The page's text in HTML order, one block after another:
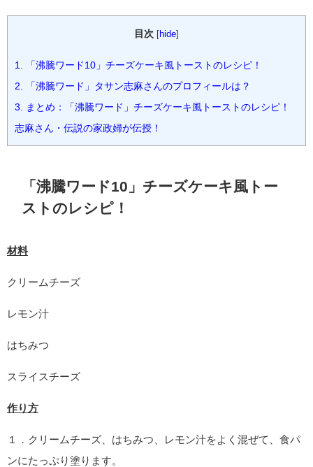
目次 [hide]
1. 「沸騰ワード10」チーズケーキ風トーストのレシピ！
2. 「沸騰ワード」タサン志麻さんのプロフィールは？
3. まとめ：「沸騰ワード」チーズケーキ風トーストのレシピ！
志麻さん・伝説の家政婦が伝授！
「沸騰ワード10」チーズケーキ風トー
ストのレシピ！
材料
クリームチーズ
レモン汁
はちみつ
スライスチーズ
作り方
１．クリームチーズ、はちみつ、レモン汁をよく混ぜて、食パ
ンにたっぷり塗ります。